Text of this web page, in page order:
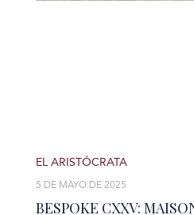
BESPOKE CXXV:
5 DE MAYO DE 2025
EL ARISTÓCRATA